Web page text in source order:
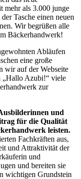
mehr als 3.000 junge
Tasche einen neuen
Wir begrüßen alle
Bäckerhandwerk!
Abläufen
eine große
wir auf der Webseite
„Hallo Azubi!“ viele
zur
und
für die Qualität
leisten.
Fachkräften aus,
und Attraktivität der
und
und bereiten sie
wichtigen Grundstein